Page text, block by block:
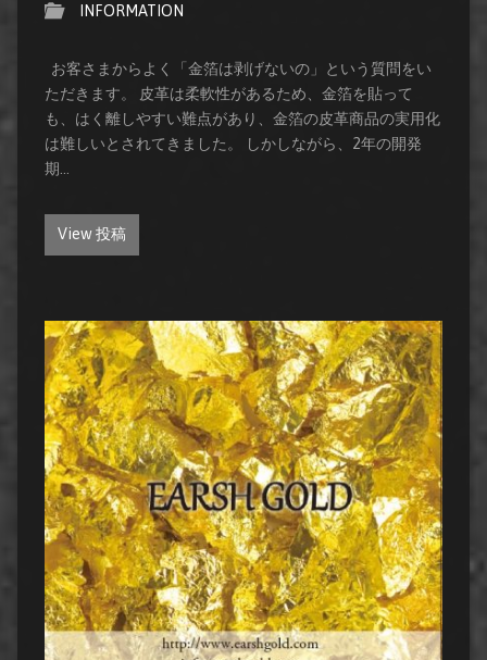
INFORMATION
お客さまからよく「金箔は剥げないの」という質問をい
ただきます。 皮革は柔軟性があるため、金箔を貼って
も、はく離しやすい難点があり、金箔の皮革商品の実用化
は難しいとされてきました。 しかしながら、2年の開発
期…
View 投稿